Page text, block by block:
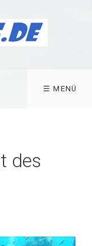
☰ MENÜ
des